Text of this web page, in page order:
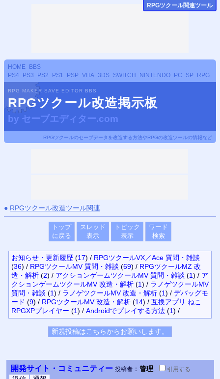
HOME
BBS
PS4
PS3 PS2 PS1 PSP VITA 3DS SWITCH NINTENDO PC SP RPG
RPG MAKER SAVE EDITOR BBS
RPGツクール改造掲示板
by セーブエディター.com
RPGツクールのセーブデータを改造する方法やRPGの改造ツールの情報など
● RPGツクール改造ツール関連
トップ
に戻る
スレッド
表示
トピック
表示
ワード
検索
お知らせ・更新履歴 (17) / RPGツクールVX／Ace 質問・雑談
(36) / RPGツクールMV 質問・雑談 (69) / RPGツクールMZ 改
造・解析 (2) / アクションゲームツクールMV 質問・雑談 (1) / ア
クションゲームツクールMV 改造・解析 (1) / ラノゲツクールMV
質問・雑談 (1) / ラノゲツクールMV 改造・解析 (1) / デバッグモ
ード (9) / RPGツクールMV 改造・解析 (14) / 互換アプリ ねこ
RPGXPプレイヤー (1) / Androidでプレイする方法 (1) /
開発サイト・コミュニティー 投稿者： 管理 引用する
RPGツクール関連ツール